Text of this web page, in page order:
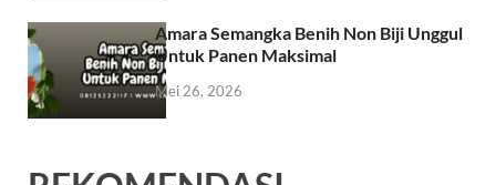
Amara Semangka Benih Non Biji Unggul
Untuk Panen Maksimal
Mei 26, 2026